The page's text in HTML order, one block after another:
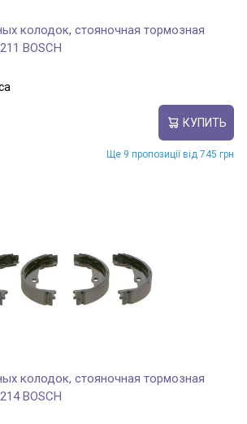
колодок, стояночная тормозная
BOSCH
КУПИТЬ
Ще 9 пропозиції від 745 грн
колодок, стояночная тормозная
BOSCH